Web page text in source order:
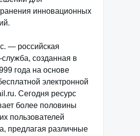
инновационных
— российская
служба, созданная в
года на основе
электронной
Сегодня ресурс
более половины
пользователей
предлагая различные